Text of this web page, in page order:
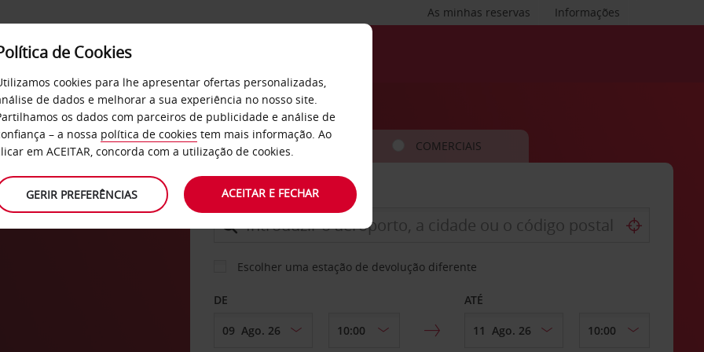
Informações
As minhas reservas
SERVIÇOS EMPRESAS
CARRO COMERCIAIS
LEVANTAR EM
Escolher uma estação de devolução diferente
DE ATÉ
de Cookies
cookies para lhe apresentar ofertas personalizadas,
de dados e melhorar a sua experiência no nosso site.
os dados com parceiros de publicidade e análise de
– a nossa política de cookies tem mais informação. Ao
em ACEITAR, concorda com a utilização de cookies.
GERIR PREFERÊNCIAS ACEITAR E FECHAR